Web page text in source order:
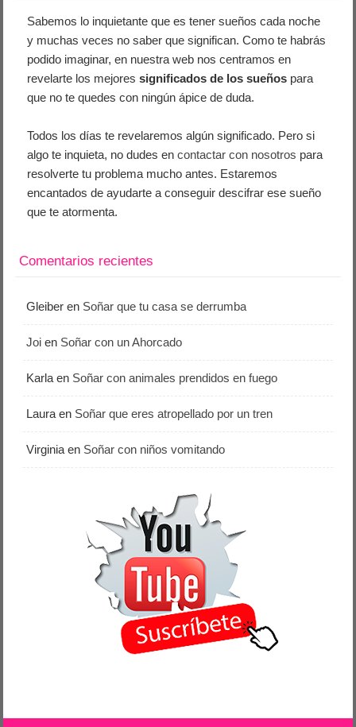
Sabemos lo inquietante que es tener sueños cada noche
y muchas veces no saber que significan. Como te habrás
podido imaginar, en nuestra web nos centramos en
revelarte los mejoressignificados de los sueños para
que no te quedes con ningún ápice de duda.
Todos los días te revelaremos algún significado. Pero si
algo te inquieta, no dudes encontactar con nosotros para
resolverte tu problema mucho antes. Estaremos
encantados de ayudarte a conseguir descifrar ese sueño
que te atormenta.
Comentarios recientes
Gleiber en Soñar que tu casa se derrumba
Joi en Soñar con un Ahorcado
Karla en Soñar con animales prendidos en fuego
Laura en Soñar que eres atropellado por un tren
Virginia en Soñar con niños vomitando